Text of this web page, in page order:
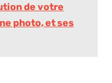
de votre
photo, et ses